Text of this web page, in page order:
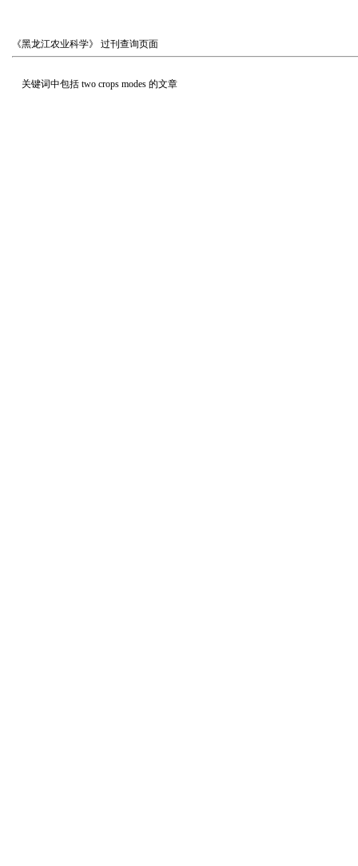
《黑龙江农业科学》 过刊查询页面
关键词中包括 two crops modes 的文章